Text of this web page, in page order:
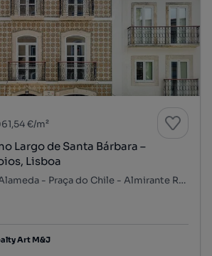
€/m²
Largo de Santa Bárbara –
Lisboa
Beco Maria Luísa, Alameda - Praça do Chile - Almirante Reis, Arroios, Lisboa, Lisboa
Art M&J